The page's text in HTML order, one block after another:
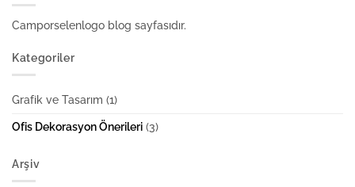
Camporselenlogo blog sayfasıdır.
Kategoriler
Grafik ve Tasarım (1)
Ofis Dekorasyon Önerileri (3)
Arşiv